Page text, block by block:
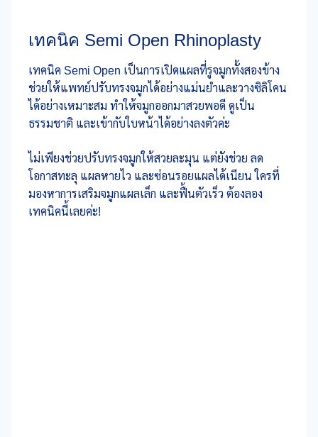
เทคนิค Semi Open Rhinoplasty
เทคนิค Semi Open เป็นการเปิดแผลที่รูจมูกทั้งสองข้าง
ช่วยให้แพทย์ปรับทรงจมูกได้อย่างแม่นยำและวางซิลิโคน
ได้อย่างเหมาะสม ทำให้จมูกออกมาสวยพอดี ดูเป็น
ธรรมชาติ และเข้ากับใบหน้าได้อย่างลงตัวค่ะ
ไม่เพียงช่วยปรับทรงจมูกให้สวยละมุน แต่ยังช่วย ลด
โอกาสทะลุ แผลหายไว และซ่อนรอยแผลได้เนียน ใครที่
มองหาการเสริมจมูกแผลเล็ก และฟื้นตัวเร็ว ต้องลอง
เทคนิคนี้เลยค่ะ!